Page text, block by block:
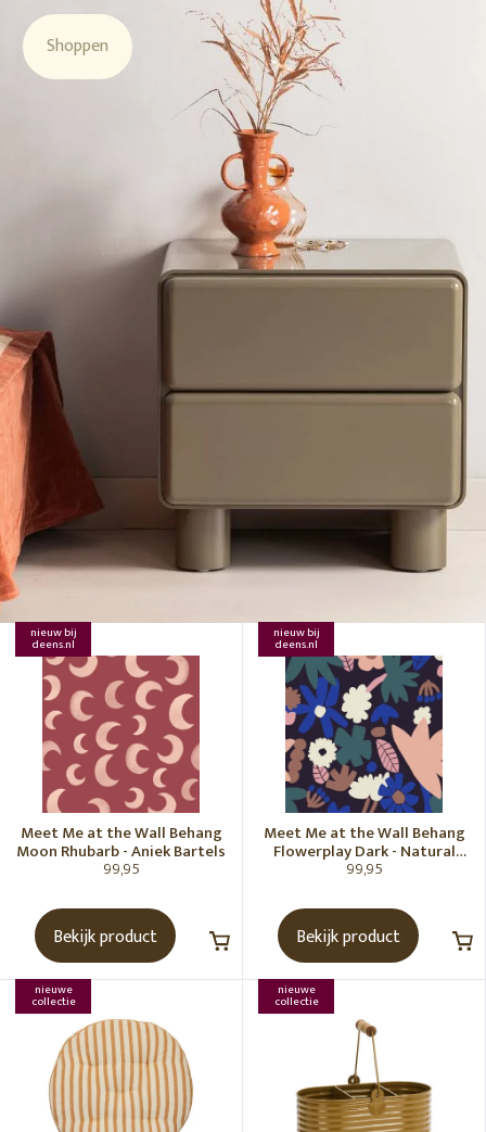
Shoppen
nieuw bij
deens.nl
Meet Me at the Wall Behang
Moon Rhubarb - Aniek Bartels
99,95
Bekijk product
nieuw bij
deens.nl
Meet Me at the Wall Behang
Flowerplay Dark - Natural
Noord
99,95
Bekijk product
nieuwe
collectie
nieuwe
collectie